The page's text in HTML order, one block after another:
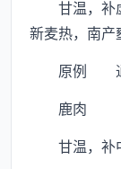
甘温，补虚
新麦热，南产
原例 通
鹿肉
甘温，补中